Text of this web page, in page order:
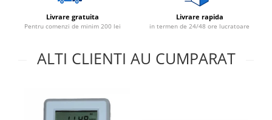
Livrare gratuita
Pentru comenzi de minim 200 lei
Livrare rapida
in termen de 24/48 ore lucratoare
ALTI CLIENTI AU CUMPARAT